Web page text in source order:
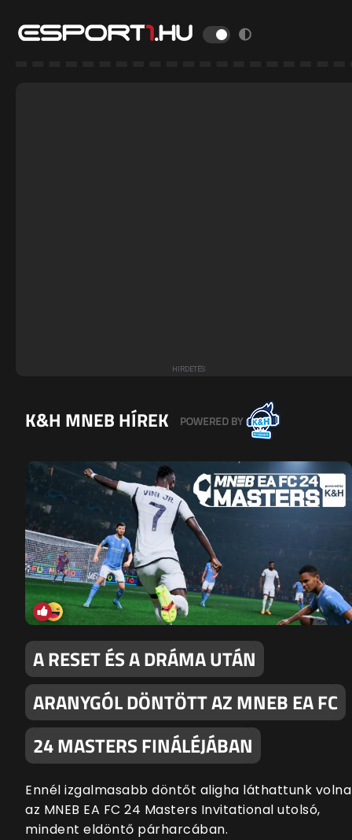
K&H MNEB HÍREK
A RESET ÉS A DRÁMA UTÁN
ARANYGÓL DÖNTÖTT AZ MNEB EA FC
24 MASTERS FINÁLÉJÁBAN
Ennél izgalmasabb döntőt aligha láthattunk volna
az MNEB EA FC 24 Masters Invitational utolsó,
mindent eldöntő párharcában.